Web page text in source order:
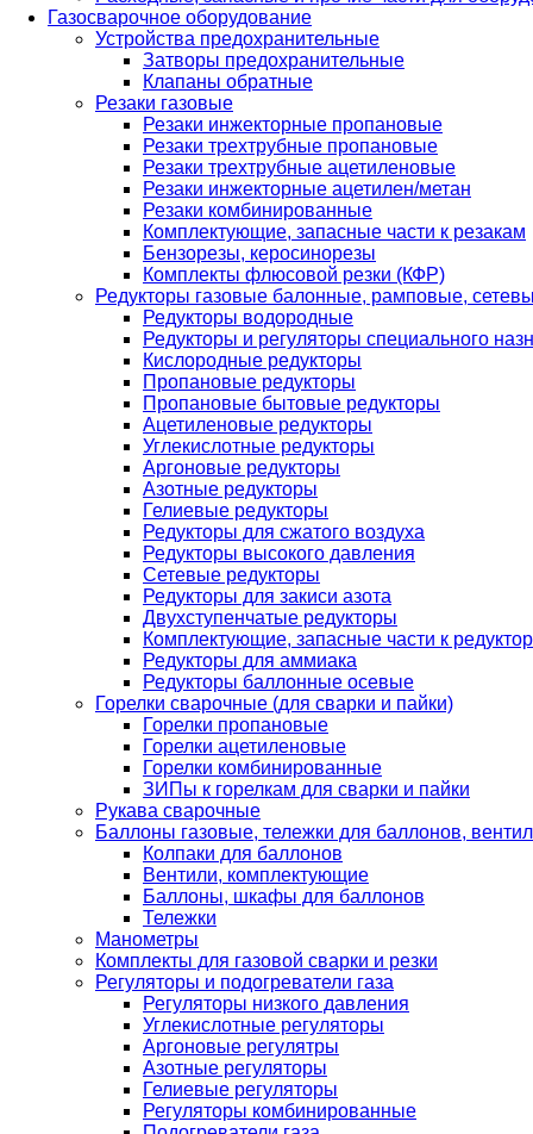
Газосварочное оборудование
Устройства предохранительные
Затворы предохранительные
Клапаны обратные
Резаки газовые
Резаки инжекторные пропановые
Резаки трехтрубные пропановые
Резаки трехтрубные ацетиленовые
Резаки инжекторные ацетилен/метан
Резаки комбинированные
Комплектующие, запасные части к резакам
Бензорезы, керосинорезы
Комплекты флюсовой резки (КФР)
Редукторы газовые балонные, рамповые,
Редукторы водородные
Редукторы и регуляторы специального
Кислородные редукторы
Пропановые редукторы
Пропановые бытовые редукторы
Ацетиленовые редукторы
Углекислотные редукторы
Аргоновые редукторы
Азотные редукторы
Гелиевые редукторы
Редукторы для сжатого воздуха
Редукторы высокого давления
Сетевые редукторы
Редукторы для закиси азота
Двухступенчатые редукторы
Комплектующие, запасные части к
Редукторы для аммиака
Редукторы баллонные осевые
Горелки сварочные (для сварки и пайки)
Горелки пропановые
Горелки ацетиленовые
Горелки комбинированные
ЗИПы к горелкам для сварки и пайки
Рукава сварочные
Баллоны газовые, тележки для баллонов,
Колпаки для баллонов
Вентили, комплектующие
Баллоны, шкафы для баллонов
Тележки
Манометры
Комплекты для газовой сварки и резки
Регуляторы и подогреватели газа
Регуляторы низкого давления
Углекислотные регуляторы
Аргоновые регулятры
Азотные регуляторы
Гелиевые регуляторы
Регуляторы комбинированные